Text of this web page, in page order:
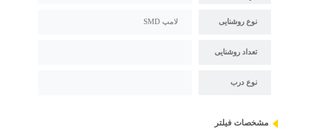
نوع روشنایی لامپ SMD
تعداد روشنایی
نوع درب
مشخصات فیلتر